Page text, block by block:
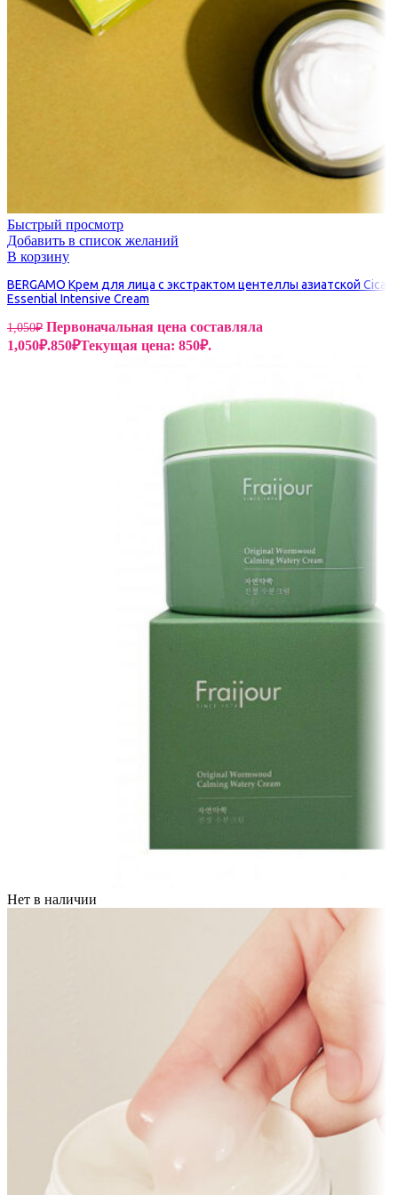
Быстрый просмотр
Добавить в список желаний
В корзину
BERGAMO Крем для лица с экстрактом центеллы азиатской Cica
Essential Intensive Cream
1,050₽ Первоначальная цена составляла
1,050₽.850₽Текущая цена: 850₽.
Нет в наличии